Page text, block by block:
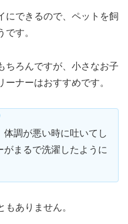
にできるので、ペットを飼
す。
ちろんですが、小さなお子
ナーはおすすめです。
調が悪い時に吐いてし
がまるで洗濯したように
ありません。